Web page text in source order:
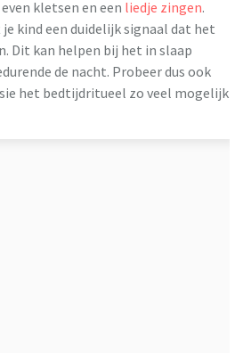
kletsen en een liedje zingen.
kind een duidelijk signaal dat het
Dit kan helpen bij het in slaap
de nacht. Probeer dus ook
het bedtijdritueel zo veel mogelijk